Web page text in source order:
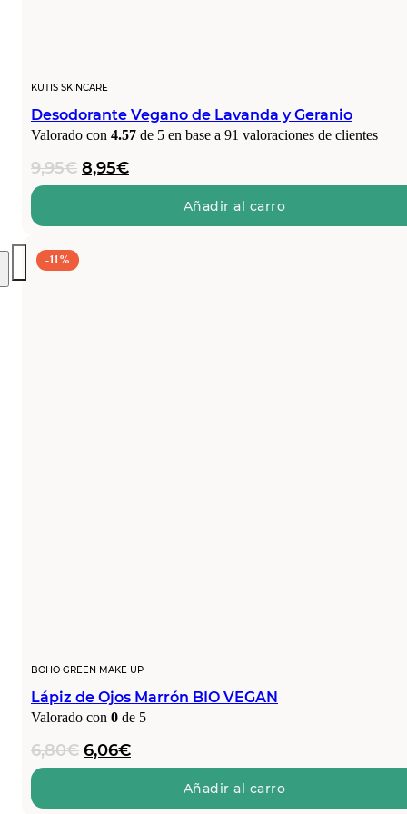
KUTIS SKINCARE
Desodorante Vegano de Lavanda y Geranio
Valorado con 4.57 de 5 en base a 91 valoraciones de clientes
9,95€ El
precio
era:
8,95€El
precio
es:
Añadir al carro
-11%
BOHO GREEN MAKE UP
Lápiz de Ojos Marrón BIO VEGAN
Valorado con 0 de 5
6,80€ El
precio
era:
6,06€El
precio
es:
Añadir al carro